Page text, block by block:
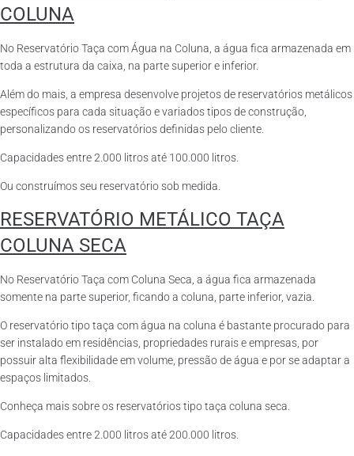
COLUNA
No Reservatório Taça com Água na Coluna, a água fica armazenada em
toda a estrutura da caixa, na parte superior e inferior.
Além do mais, a empresa desenvolve projetos de reservatórios metálicos
específicos para cada situação e variados tipos de construção,
personalizando os reservatórios definidas pelo cliente.
Capacidades entre 2.000 litros até 100.000 litros.
Ou construímos seu reservatório sob medida.
RESERVATÓRIO METÁLICO TAÇA
COLUNA SECA
No Reservatório Taça com Coluna Seca, a água fica armazenada
somente na parte superior, ficando a coluna, parte inferior, vazia.
O reservatório tipo taça com água na coluna é bastante procurado para
ser instalado em residências, propriedades rurais e empresas, por
possuir alta flexibilidade em volume, pressão de água e por se adaptar a
espaços limitados.
Conheça mais sobre os reservatórios tipo taça coluna seca.
Capacidades entre 2.000 litros até 200.000 litros.